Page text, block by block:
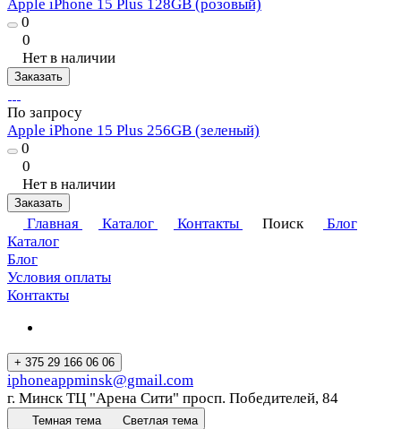
Apple iPhone 15 Plus 128GB (розовый)
0
0
Нет в наличии
Заказать
По запросу
Apple iPhone 15 Plus 256GB (зеленый)
0
0
Нет в наличии
Заказать
Главная Каталог Контакты Поиск
Блог
Каталог
Блог
Условия оплаты
Контакты
+ 375 29 166 06 06
iphoneappminsk@gmail.com
г. Минск ТЦ "Арена Сити" просп. Победителей, 84
Темная тема Светлая тема